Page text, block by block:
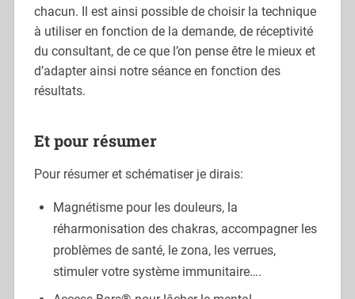
chacun. Il est ainsi possible de choisir la technique
à utiliser en fonction de la demande, de réceptivité
du consultant, de ce que l’on pense être le mieux et
d’adapter ainsi notre séance en fonction des
résultats.
Et pour résumer
Pour résumer et schématiser je dirais:
Magnétisme pour les douleurs, la
réharmonisation des chakras, accompagner les
problèmes de santé, le zona, les verrues,
stimuler votre système immunitaire….